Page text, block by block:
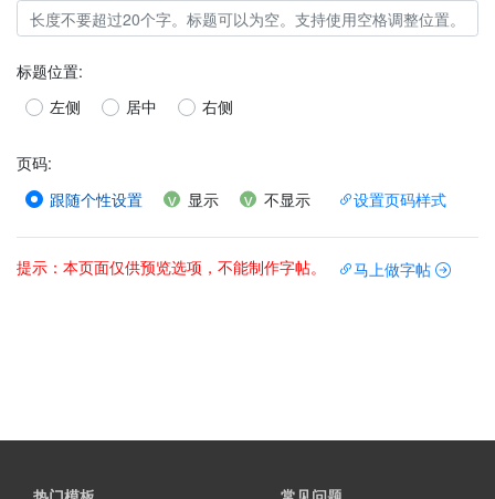
标题位置:
左侧
居中 右侧
页码:
跟随个性设置
显示 不显示 设置页码样式
提示：本页面仅供预览选项，不能制作字帖。 马上做字帖